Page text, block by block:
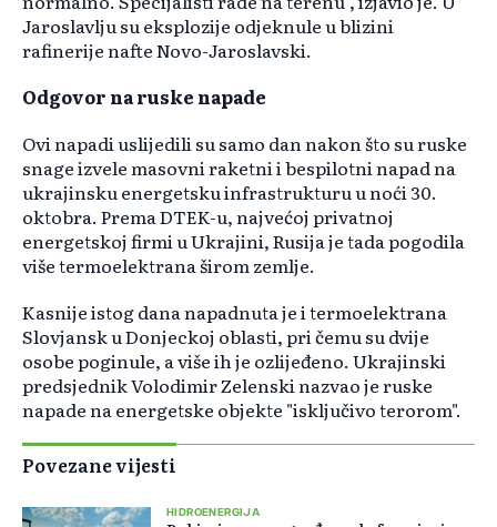
Jaroslavlju su eksplozije odjeknule u blizini
rafinerije nafte Novo-Jaroslavski.
Odgovor na ruske napade
Ovi napadi uslijedili su samo dan nakon što su ruske
snage izvele masovni raketni i bespilotni napad na
ukrajinsku energetsku infrastrukturu u noći 30.
oktobra. Prema DTEK-u, najvećoj privatnoj
energetskoj firmi u Ukrajini, Rusija je tada pogodila
više termoelektrana širom zemlje.
Kasnije istog dana napadnuta je i termoelektrana
Slovjansk u Donjeckoj oblasti, pri čemu su dvije
osobe poginule, a više ih je ozlijeđeno. Ukrajinski
predsjednik Volodimir Zelenski nazvao je ruske
napade na energetske objekte "isključivo terorom".
Povezane vijesti
HIDROENERGIJA